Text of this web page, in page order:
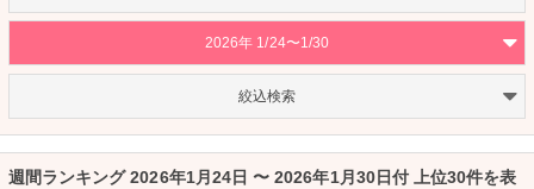
2026年 1/24〜1/30
絞込検索
週間ランキング 2026年1月24日 〜 2026年1月30日付 上位30件を表